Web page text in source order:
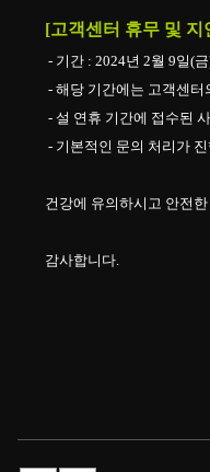
[고객센터 휴무 및 지
- 기간 : 2024년 2월 9일(
- 해당 기간에는 고객센터
- 설 연휴 기간에 접수된
- 기본적인 문의 처리가
건강에 유의하시고 안전
감사합니다.